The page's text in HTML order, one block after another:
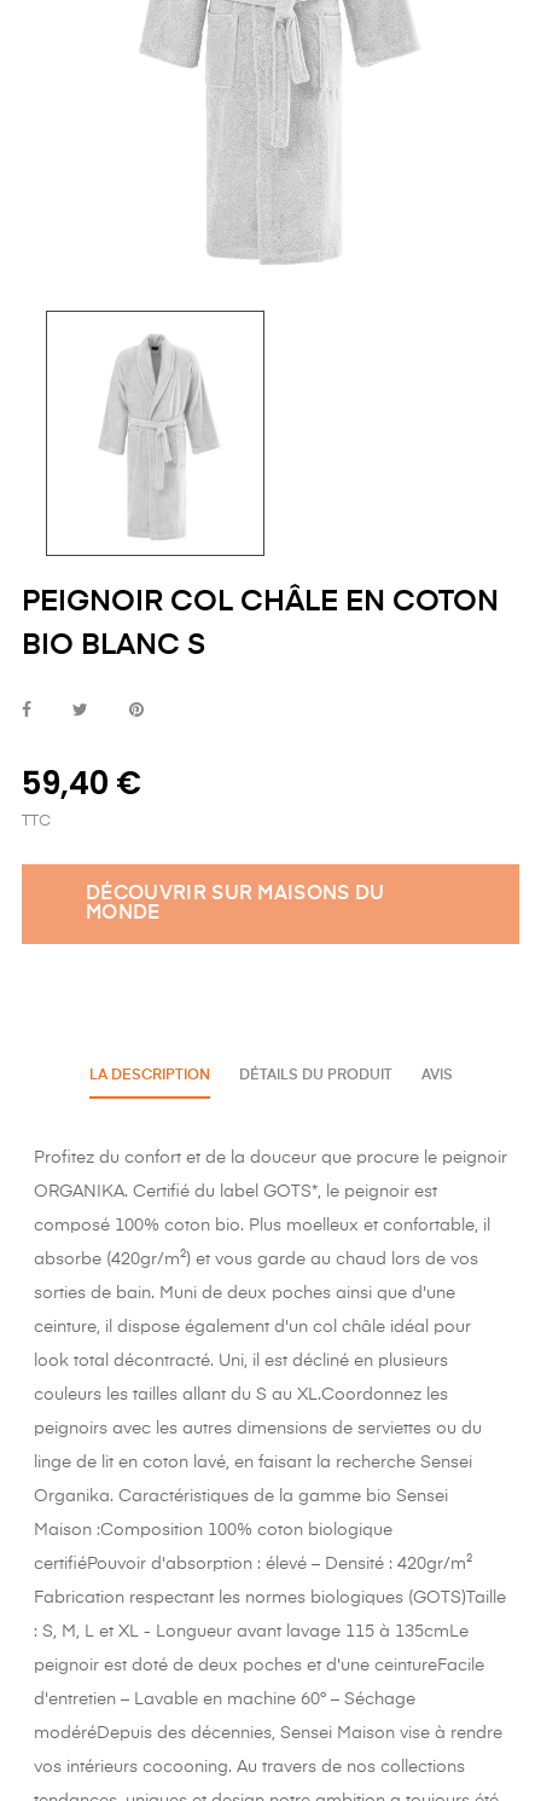
PEIGNOIR COL CHÂLE EN COTON
BIO BLANC S
59,40 €
TTC
DÉCOUVRIR SUR MAISONS DU
MONDE
LA DESCRIPTION DÉTAILS DU PRODUIT AVIS
Profitez du confort et de la douceur que procure le peignoir
ORGANIKA. Certifié du label GOTS*, le peignoir est
composé 100% coton bio. Plus moelleux et confortable, il
absorbe (420gr/m²) et vous garde au chaud lors de vos
sorties de bain. Muni de deux poches ainsi que d'une
ceinture, il dispose également d'un col châle idéal pour
look total décontracté. Uni, il est décliné en plusieurs
couleurs les tailles allant du S au XL.Coordonnez les
peignoirs avec les autres dimensions de serviettes ou du
linge de lit en coton lavé, en faisant la recherche Sensei
Organika. Caractéristiques de la gamme bio Sensei
Maison :Composition 100% coton biologique
certifiéPouvoir d'absorption : élevé – Densité : 420gr/m²
Fabrication respectant les normes biologiques (GOTS)Taille
: S, M, L et XL - Longueur avant lavage 115 à 135cmLe
peignoir est doté de deux poches et d'une ceintureFacile
d'entretien – Lavable en machine 60° – Séchage
modéréDepuis des décennies, Sensei Maison vise à rendre
vos intérieurs cocooning. Au travers de nos collections